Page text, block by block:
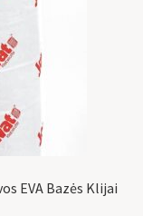
EVA Bazės Klijai